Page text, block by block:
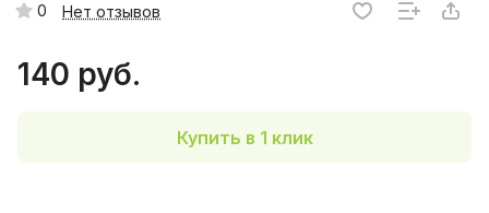
0 Нет отзывов
140 руб.
Купить в 1 клик